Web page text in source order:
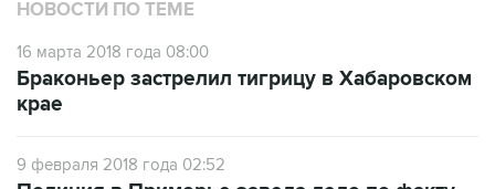
16 марта 2018 года 08:00
крае
9 февраля 2018 года 02:52
гибели тигра в схватке с охотником